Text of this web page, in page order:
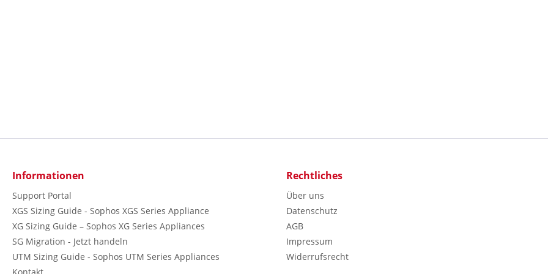
Informationen
Support Portal
XGS Sizing Guide - Sophos XGS Series Appliance
XG Sizing Guide – Sophos XG Series Appliances
SG Migration - Jetzt handeln
UTM Sizing Guide - Sophos UTM Series Appliances
Rechtliches
Über uns
Datenschutz
AGB
Impressum
Widerrufsrecht